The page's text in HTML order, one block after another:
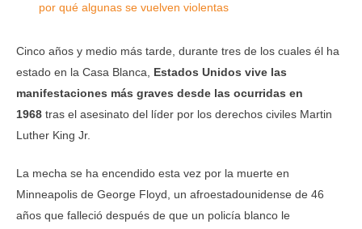
por qué algunas se vuelven violentas
Cinco años y medio más tarde, durante tres de los cuales él ha
estado en la Casa Blanca, Estados Unidos vive las
manifestaciones más graves desde las ocurridas en
1968 tras el asesinato del líder por los derechos civiles Martin
Luther King Jr.
La mecha se ha encendido esta vez por la muerte en
Minneapolis de George Floyd, un afroestadounidense de 46
años que falleció después de que un policía blanco le